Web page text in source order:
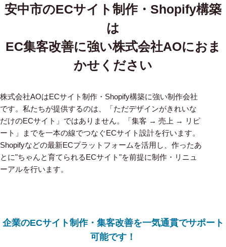
BLOG
安中市のECサイト制作・Shopify構築
は
EC集客改善に強い株式会社AOにおま
かせください
株式会社AOはECサイト制作・Shopify構築に強い制作会社
です。私たちが提供するのは、「ただデザインがきれいな
だけのECサイト」ではありません。「集客 → 売上 → リピ
ート」までを一本の線でつなぐECサイト設計を行います。
Shopifyなどの最新ECプラットフォームを活用し、作ったあ
とに"ちゃんと育てられるECサイト"を前提に制作・リニュ
ーアルを行います。
企業のECサイト制作・集客改善を一気通貫でサポート
可能です！